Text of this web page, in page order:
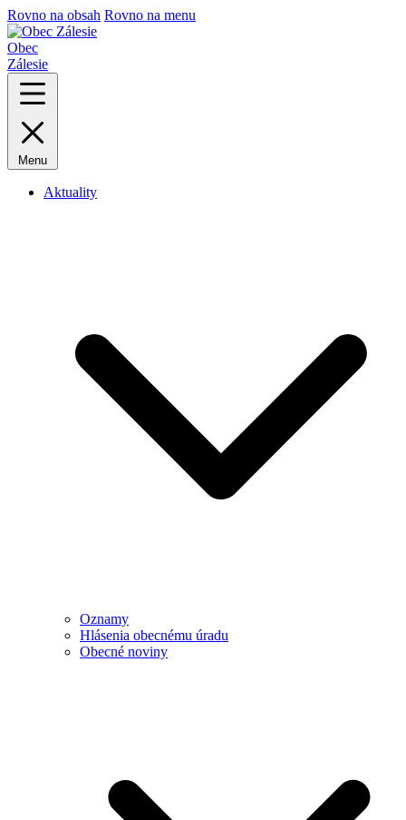
Rovno na obsah Rovno na menu
Obec
Zálesie
Menu
Aktuality
Oznamy
Hlásenia obecnému úradu
Obecné noviny